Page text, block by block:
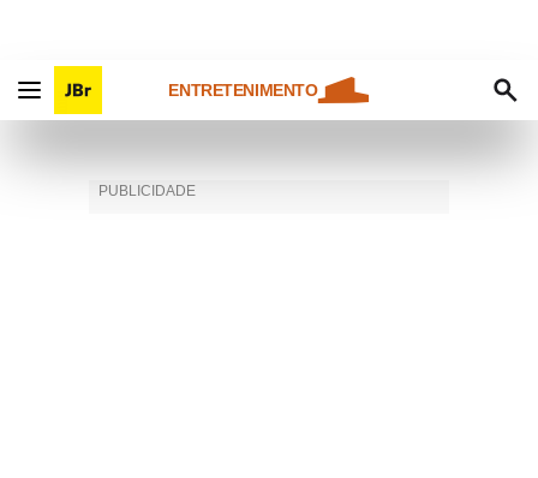
ENTRETENIMENTO